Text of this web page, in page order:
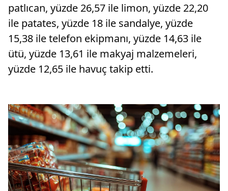
patlıcan, yüzde 26,57 ile limon, yüzde 22,20
ile patates, yüzde 18 ile sandalye, yüzde
15,38 ile telefon ekipmanı, yüzde 14,63 ile
ütü, yüzde 13,61 ile makyaj malzemeleri,
yüzde 12,65 ile havuç takip etti.